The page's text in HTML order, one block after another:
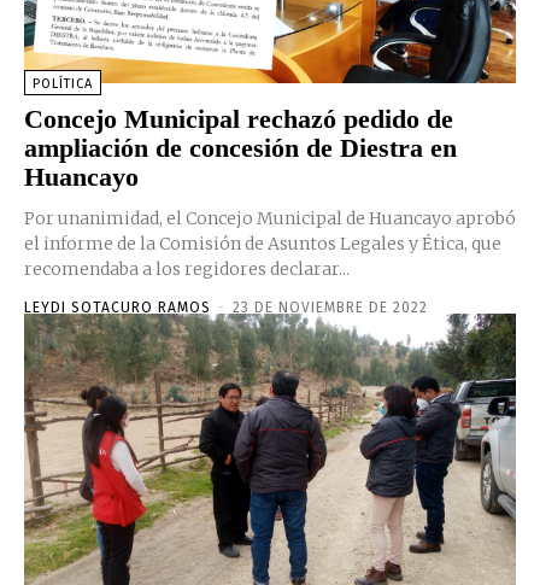
POLÍTICA
Concejo Municipal rechazó pedido de
ampliación de concesión de Diestra en
Huancayo
Por unanimidad, el Concejo Municipal de Huancayo aprobó
el informe de la Comisión de Asuntos Legales y Ética, que
recomendaba a los regidores declarar...
LEYDI SOTACURO RAMOS - 23 DE NOVIEMBRE DE 2022